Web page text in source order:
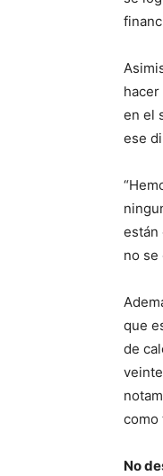
en el
ese
están
no se
que
de
como
No